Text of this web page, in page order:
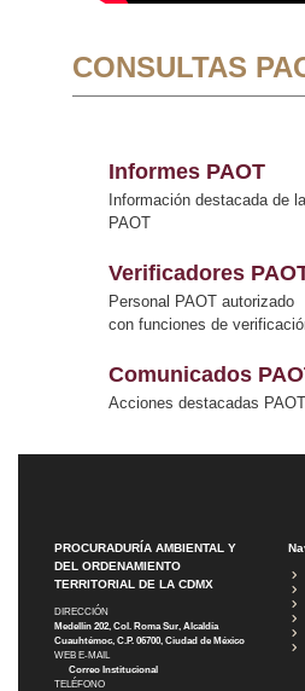
CONSULTAS
Informes PAOT
Información destacada de
PAOT
Verificadores
Personal PAOT autorizado
con funciones de
Comunicados
Acciones destacadas PAOT
PROCURADURÍA AMBIENTAL Y
DEL ORDENAMIENTO
TERRITORIAL DE LA CDMX
DIRECCIÓN
Medellín 202, Col. Roma Sur, Alcaldía
Cuauhtémoc, C.P. 06700, Ciudad de México
WEB E-MAIL
Correo Institucional
TELÉFONO